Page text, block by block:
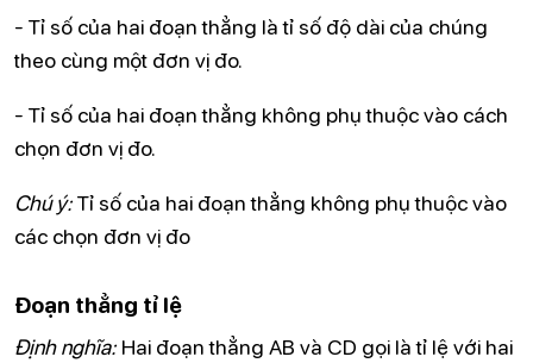
- Tỉ số của hai đoạn thẳng là tỉ số độ dài của chúng
theo cùng một đơn vị đo.
- Tỉ số của hai đoạn thẳng không phụ thuộc vào cách
chọn đơn vị đo.
Chú ý:Tỉ số của hai đoạn thẳng không phụ thuộc vào
các chọn đơn vị đo
Đoạn thẳng tỉ lệ
Định nghĩa:Hai đoạn thẳng AB và CD gọi là tỉ lệ với hai